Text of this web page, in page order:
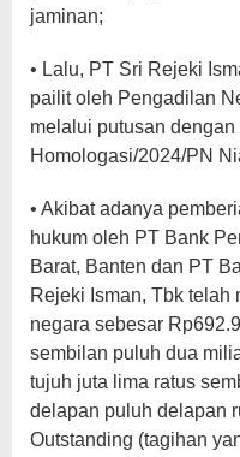
jaminan;
• Lalu, PT Sri Rejeki
pailit oleh Pengadilan
melalui putusan
Homologasi/2024/PN
• Akibat adanya
hukum oleh PT Bank
Barat, Banten dan PT
Rejeki Isman, Tbk telah
negara sebesar
sembilan puluh dua
tujuh juta lima ratus
delapan puluh delapan
Outstanding (tagihan